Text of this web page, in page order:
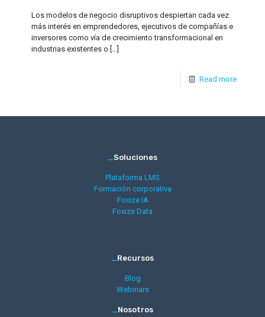
Los modelos de negocio disruptivos despiertan cada vez
más interés en emprendedores, ejecutivos de compañías e
inversores como vía de crecimiento transformacional en
industrias existentes o […]
Read more
_Soluciones
Plataforma LMS
Formación corporativa
Foxize IA
Foxize Data
_Recursos
Blog
Webinars
_Nosotros